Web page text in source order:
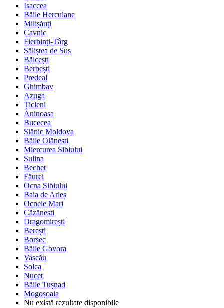
Isaccea
Băile Herculane
Milișăuți
Cavnic
Fierbinți-Târg
Săliștea de Sus
Bălcești
Berbești
Predeal
Ghimbav
Azuga
Țicleni
Aninoasa
Bucecea
Slănic Moldova
Băile Olănești
Miercurea Sibiului
Sulina
Bechet
Făurei
Ocna Sibiului
Baia de Arieș
Ocnele Mari
Căzănești
Dragomirești
Berești
Borsec
Băile Govora
Vașcău
Solca
Nucet
Băile Tușnad
Mogoșoaia
Nu există rezultate disponibile